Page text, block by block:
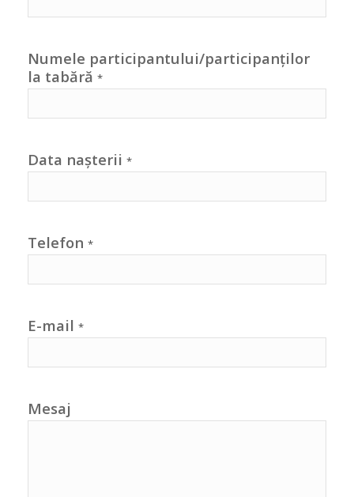
Numele participantului/participanților
la tabără *
Data nașterii *
Telefon *
E-mail *
Mesaj